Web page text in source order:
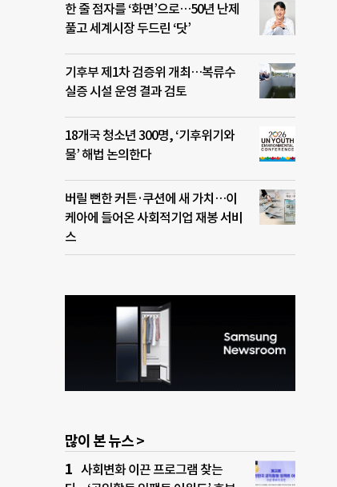
한 줄 점자를 ‘화면’으로…50년 난제
풀고 세계시장 두드린 ‘닷’
기후부 제1차 검증위 개최…복류수
실증 시설 운영 결과 검토
18개국 청소년 300명, ‘기후위기와
물’ 해법 논의한다
버릴 뻔한 커튼·쿠션에 새 가치…이
케아에 들어온 사회적기업 재봉 서비
스
많이 본 뉴스 >
사회변화 이끈 프로그램 찾는